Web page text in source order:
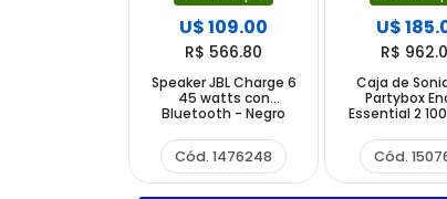
U$ 109.00
R$ 566.80
Speaker JBL Charge 6
45 watts con
Bluetooth - Negro
Cód. 1476248
U$
R$
Caja de
Partybox
Essential 2
USB-C -
Cód.